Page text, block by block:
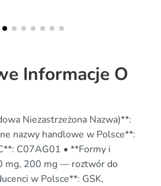
Informacje O
Niezastrzeżona Nazwa)**:
nazwy handlowe w Polsce**:
C07AG01 • **Formy i
mg, 200 mg — roztwór do
w Polsce**: GSK,